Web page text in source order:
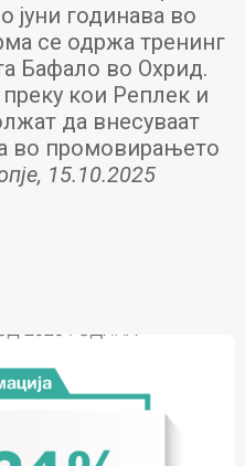
јуни годинава во
се одржа тренинг
Бафало во Охрид.
кои Реплек и
да внесуваат
во промовирањето
15.10.2025